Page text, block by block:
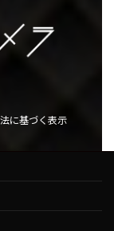
に基づく表示